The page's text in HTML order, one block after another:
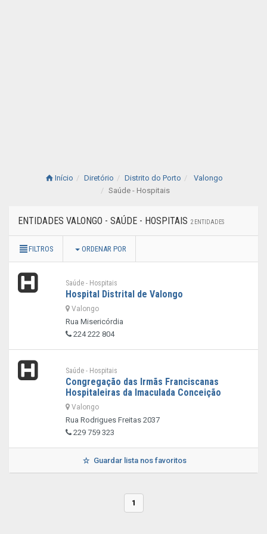
Início Diretório Distrito do Porto
Valongo
Saúde - Hospitais
ENTIDADES VALONGO - SAÚDE - HOSPITAIS 2 ENTIDADES
FILTROS ORDENAR POR
Saúde - Hospitais
Hospital Distrital de Valongo
Valongo
Rua Misericórdia
224 222 804
Saúde - Hospitais
Congregação das Irmãs Franciscanas
Hospitaleiras da Imaculada Conceição
Valongo
Rua Rodrigues Freitas 2037
229 759 323
Guardar lista nos favoritos
1